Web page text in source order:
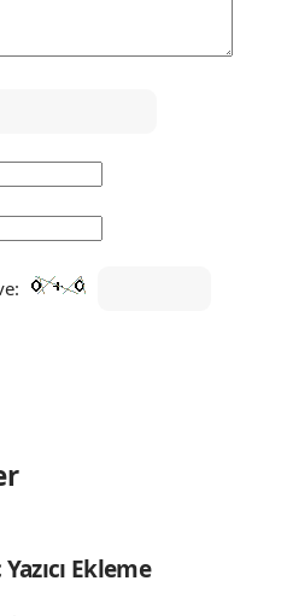
Ekleme